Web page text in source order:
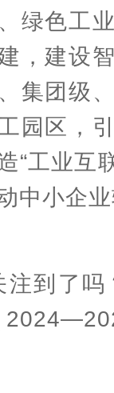
绿色工
，建设
集团级
园区，
“工业互
中小企